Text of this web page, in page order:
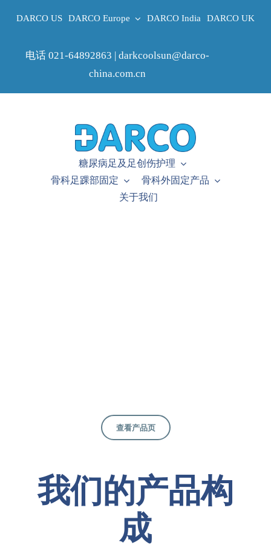
DARCO US DARCO Europe DARCO India DARCO UK
电话 021-64892863 | darkcoolsun@darco-
china.com.cn
糖尿病足及足创伤护理
骨科足踝部固定
骨科外固定产品
关于我们
查看产品页
我们的产品构
成